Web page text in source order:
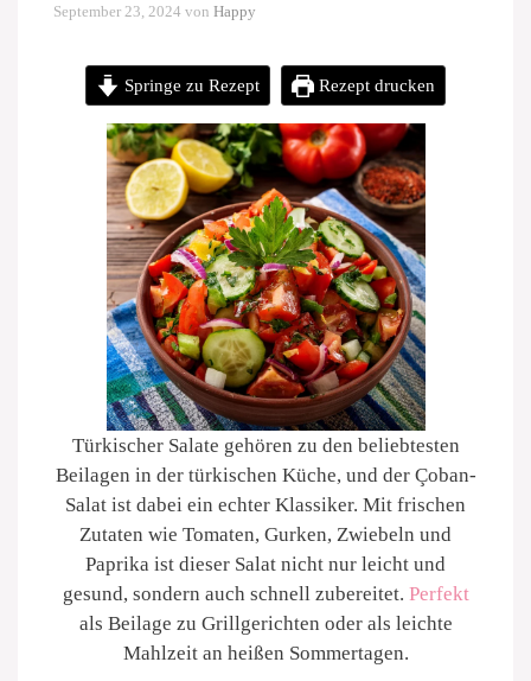
September 23, 2024 von Happy
Springe zu Rezept Rezept drucken
Türkischer Salate gehören zu den beliebtesten
Beilagen in der türkischen Küche, und der Çoban-
Salat ist dabei ein echter Klassiker. Mit frischen
Zutaten wie Tomaten, Gurken, Zwiebeln und
Paprika ist dieser Salat nicht nur leicht und
gesund, sondern auch schnell zubereitet. Perfekt
als Beilage zu Grillgerichten oder als leichte
Mahlzeit an heißen Sommertagen.